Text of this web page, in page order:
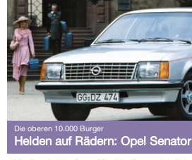
Die oberen 10.000 Burger
Helden auf Rädern: Opel Senator